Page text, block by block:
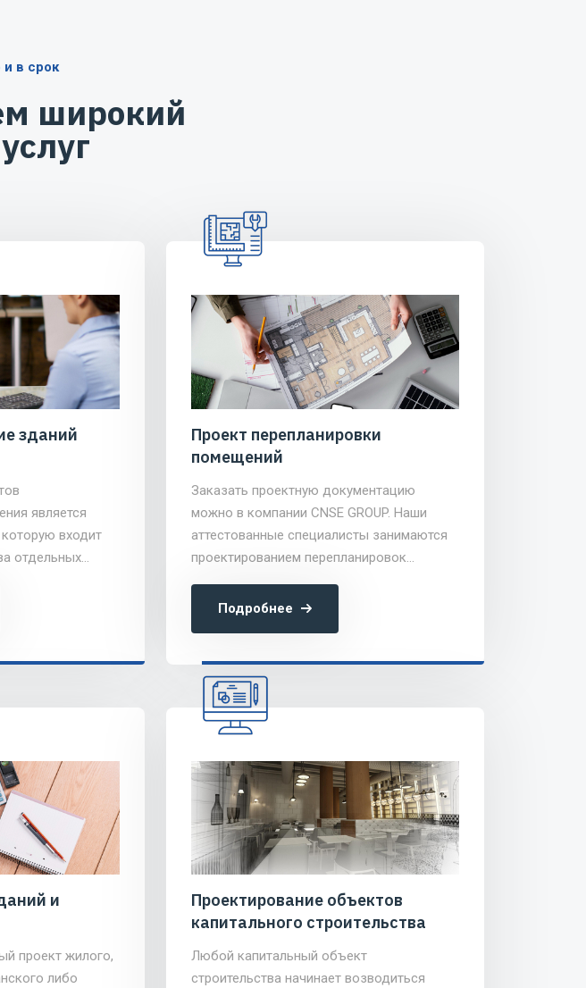
и в срок
широкий
зданий
является
входит
отдельных
Одной из
области,
Проект перепланировки
помещений
Заказать проектную документацию
можно в компании CNSE GROUP. Наши
аттестованные специалисты занимаются
проектированием перепланировок
в Москве и Московской области.
Подробнее
и
проект жилого,
либо
Проектирование объектов
капитального строительства
Любой капитальный объект
строительства начинает возводиться